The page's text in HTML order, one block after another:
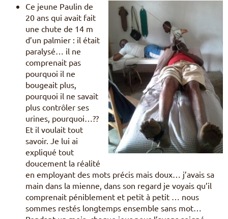
Ce jeune Paulin de
20 ans qui avait fait
une chute de 14 m
d’un palmier : il était
paralysé… il ne
comprenait pas
pourquoi il ne
bougeait plus,
pourquoi il ne savait
plus contrôler ses
urines, pourquoi…??
Et il voulait tout
savoir. Je lui ai
expliqué tout
doucement la réalité
en employant des mots précis mais doux… j’avais sa
main dans la mienne, dans son regard je voyais qu’il
comprenait péniblement et petit à petit … nous
sommes restés longtemps ensemble sans mot…